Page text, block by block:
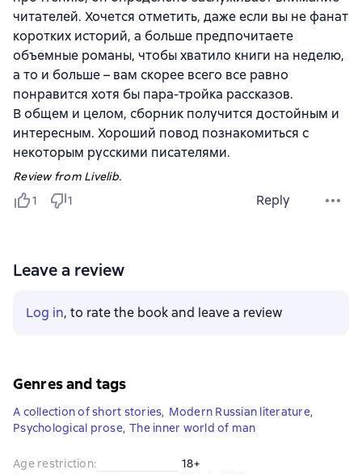
читателей. Хочется отметить, даже если вы не фанат
коротких историй, а больше предпочитаете
объемные романы, чтобы хватило книги на неделю,
а то и больше – вам скорее всего все равно
понравится хотя бы пара-тройка рассказов.
В общем и целом, сборник получится достойным и
интересным. Хороший повод познакомиться с
некоторым русскими писателями.
Review from Livelib.
1
1 Reply
Leave a review
Log in, to rate the book and leave a review
Genres and tags
A collection of short stories, Modern Russian literature,
Psychological prose, The inner world of man
Age restriction:
18+